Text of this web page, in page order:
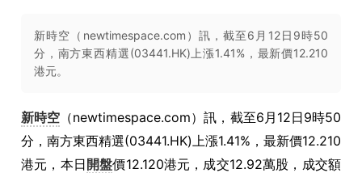
新時空（newtimespace.com）訊，截至6月12日9時50
分，南方東西精選(03441.HK)上漲1.41%，最新價12.210
港元。
新時空 （newtimespace.com）訊，截至6月12日9時50
分，南方東西精選(03441.HK)上漲1.41%，最新價12.210
港元，本日 開盤價12.120港元，成交12.92萬股，成交額